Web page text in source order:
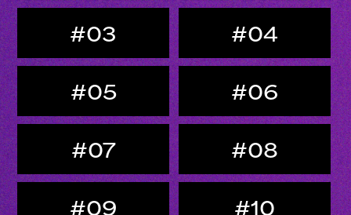
#03
#04
#05
#06
#07
#08
#09
#10